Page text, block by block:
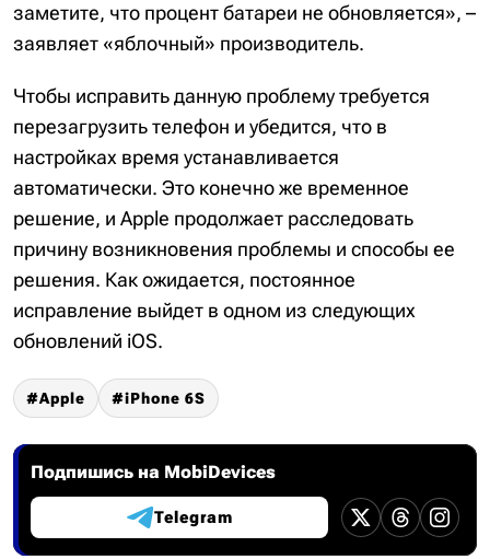
заметите, что процент батареи не обновляется», –
заявляет «яблочный» производитель.
Чтобы исправить данную проблему требуется
перезагрузить телефон и убедится, что в
настройках время устанавливается
автоматически. Это конечно же временное
решение, и Apple продолжает расследовать
причину возникновения проблемы и способы ее
решения. Как ожидается, постоянное
исправление выйдет в одном из следующих
обновлений iOS.
Apple iPhone 6S
Подпишись на MobiDevices
Telegram